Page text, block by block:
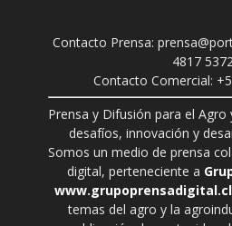
Contacto Prensa:
4817
Contacto Comercial:
Prensa y Difusión para el
desafíos, innovación y
Somos un medio de prensa
digital, perteneciente a
www.grupoprensadigital.cl
temas del agro y la